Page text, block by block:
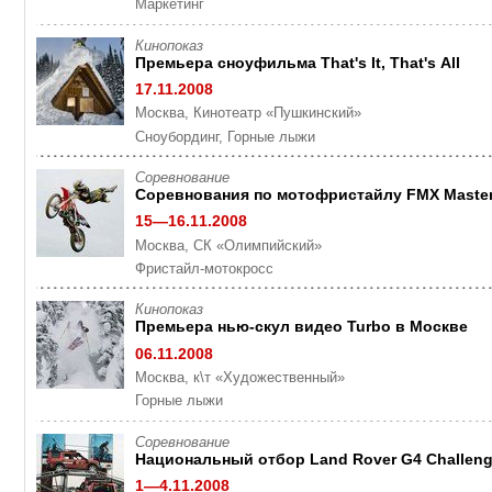
Маркетинг
Кинопоказ
Премьера сноуфильма That's It, That's All
17.11.2008
Москва, Кинотеатр «Пушкинский»
Cноубординг, Горные лыжи
Cоревнование
Cоревнования по мотофристайлу FMX
15—16.11.2008
Москва, СК «Олимпийский»
Фристайл-мотокросс
Кинопоказ
Премьера нью-скул видео Turbo в Москве
06.11.2008
Москва, к\т «Художественный»
Горные лыжи
Cоревнование
Национальный отбор Land Rover G4
1—4.11.2008